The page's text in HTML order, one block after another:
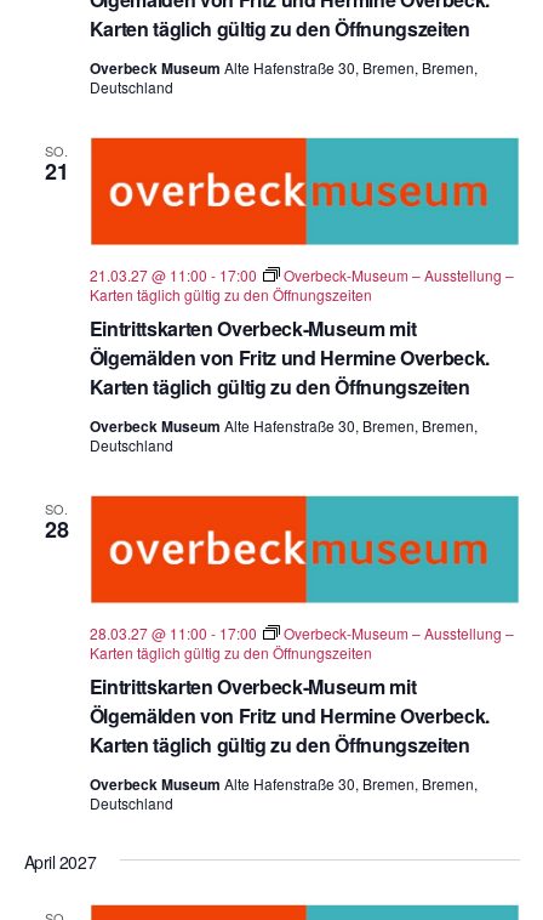
Karten täglich gültig zu den Öffnungszeiten
Overbeck Museum Alte Hafenstraße 30, Bremen, Bremen,
Deutschland
SO.
21
Eintrittskarten Overbeck-Museum mit
Ölgemälden von Fritz und Hermine Overbeck.
Karten täglich gültig zu den Öffnungszeiten
21.03.27 @ 11:00 - 17:00
Overbeck-Museum – Ausstellung –
Karten täglich gültig zu den Öffnungszeiten
Overbeck Museum Alte Hafenstraße 30, Bremen, Bremen,
Deutschland
SO.
28
Eintrittskarten Overbeck-Museum mit
Ölgemälden von Fritz und Hermine Overbeck.
Karten täglich gültig zu den Öffnungszeiten
28.03.27 @ 11:00 - 17:00
Overbeck-Museum – Ausstellung –
Karten täglich gültig zu den Öffnungszeiten
Overbeck Museum Alte Hafenstraße 30, Bremen, Bremen,
Deutschland
April 2027